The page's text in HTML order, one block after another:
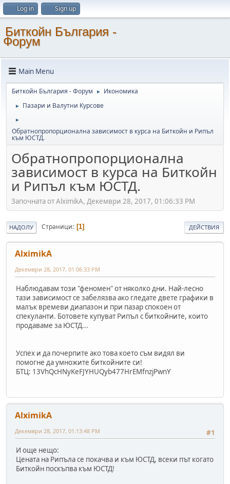
Log in Sign up
Биткойн България -
Форум
Main Menu
Биткойн България - Форум ► Икономика
► Пазари и Валутни Курсове
►
Обратнопропорционална зависимост в курса на Биткойн и Рипъл
към ЮСТД.
Обратнопропорционална
зависимост в курса на Биткойн
и Рипъл към ЮСТД.
Започната от AlximikA, Декември 28, 2017, 01:06:33 PM
НАДОЛУ Страници 1 ДЕЙСТВИЯ
AlximikA
Декември 28, 2017, 01:06:33 PM
Наблюдавам този "феномен" от няколко дни. Най-лесно
тази зависимост се забелязва ако гледате двете графики в
малък времеви диапазон и при пазар спокоен от
спекуланти. Ботовете купуват Рипъл с биткойните, които
продаваме за ЮСТД...
Успех и да почерпите ако това което съм видял ви
помогне да умножите биткойните си!
БТЦ: 13VhQcHNyKeFJYHUQyb477HrEMfnzjPwnY
AlximikA
#1
Декември 28, 2017, 01:13:48 PM
И още нещо:
Цената на Рипъла се покачва и към ЮСТД, всеки път когато
Биткойн поскъпва към ЮСТД!